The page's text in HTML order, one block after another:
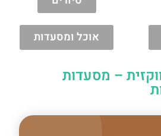
אוכל ומסעדות
– מסעדות